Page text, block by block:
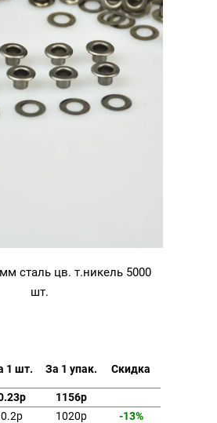
сталь цв. т.никель 5000
шт.
1 шт. За 1 упак. Скидка
1156р
0.2р 1020р
-13%